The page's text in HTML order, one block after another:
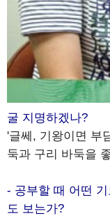
굴 지명하겠나?
'글쎄, 기왕이면 부
둑과 구리 바둑을
- 공부할 때 어떤
도 보는가?